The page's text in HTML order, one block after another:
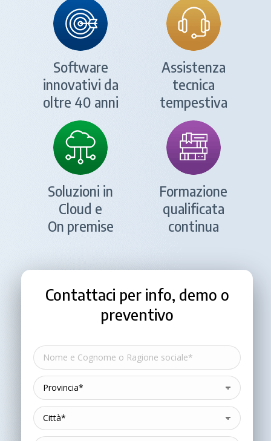
Software
innovativi da
oltre 40 anni
Assistenza
tecnica
tempestiva
Soluzioni in
Cloud e
On premise
Formazione
qualificata
continua
Contattaci per info, demo o
preventivo